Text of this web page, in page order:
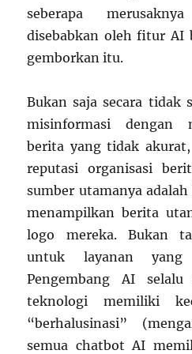
seberapa
disebabkan oleh fitur AI
gemborkan itu.
Bukan saja secara tidak
misinformasi dengan
berita yang tidak
reputasi organisasi
sumber utamanya
menampilkan berita
logo mereka. Bukan
untuk layanan yang
Pengembang AI selalu
teknologi memiliki
“berhalusinasi”
semua chatbot AI